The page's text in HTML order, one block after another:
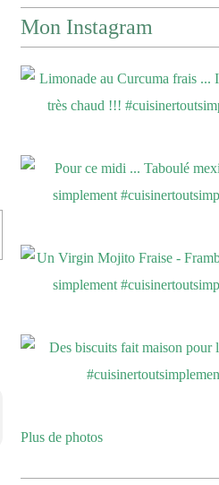
Mon Instagram
Plus de photos